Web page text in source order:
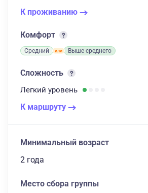
К проживанию
Комфорт
Средний Выше среднего
Сложность
Легкий уровень
К маршруту
Минимальный возраст
2 года
Место сбора группы